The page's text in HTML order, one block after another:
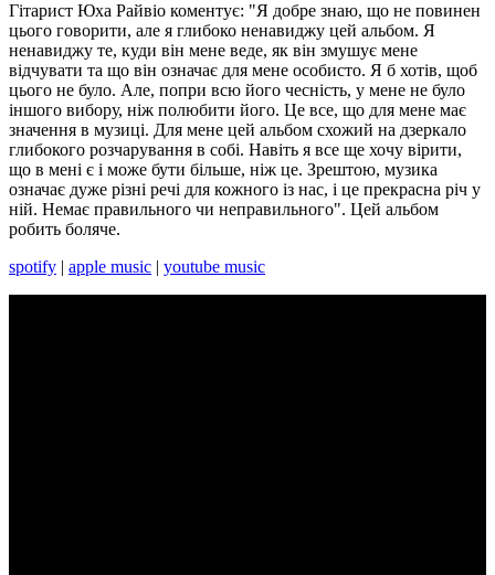
Гітарист Юха Райвіо коментує: "Я добре знаю, що не повинен
цього говорити, але я глибоко ненавиджу цей альбом. Я
ненавиджу те, куди він мене веде, як він змушує мене
відчувати та що він означає для мене особисто. Я б хотів, щоб
цього не було. Але, попри всю його чесність, у мене не було
іншого вибору, ніж полюбити його. Це все, що для мене має
значення в музиці. Для мене цей альбом схожий на дзеркало
глибокого розчарування в собі. Навіть я все ще хочу вірити,
що в мені є і може бути більше, ніж це. Зрештою, музика
означає дуже різні речі для кожного із нас, і це прекрасна річ у
ній. Немає правильного чи неправильного". Цей альбом
робить боляче.
spotify | apple music | youtube music